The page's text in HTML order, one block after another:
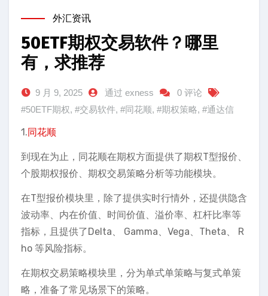
外汇资讯
50ETF期权交易软件？哪里
有，求推荐
9 月 9, 2025 通过 exness
0 评论
#50ETF期权, #交易软件, #同花顺, #期权策略, #通达信
1.同花顺
到现在为止，同花顺在期权方面提供了期权T型报价、
个股期权报价、期权交易策略分析等功能模块。
在T型报价模块里，除了提供实时行情外，还提供隐含
波动率、内在价值、时间价值、溢价率、杠杆比率等
指标，且提供了Delta、 Gamma、Vega、Theta、 R
ho 等风险指标。
在期权交易策略模块里，分为单式单策略与复式单策
略，准备了常见场景下的策略。